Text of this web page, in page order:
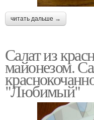
читать дальше →
Салат из
майонезом.
"Любимый"